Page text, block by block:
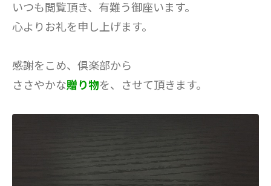
いつも閲覧頂き、有難う御座います。
心よりお礼を申し上げます。
感謝をこめ、倶楽部から
ささやかな贈り物を、させて頂きます。